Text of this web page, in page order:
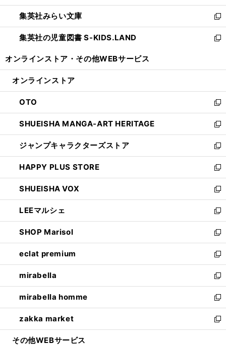
開
く
ウ
で
開
く
ン
ド
ウ
で
ウ
ィ
ン
ド
開
集英社みらい文庫
新
し
い
ン
ウ
で
開
く
集英社の児童図書 S-KIDS.LAND
新
ウ
ン
ド
ウ
で
開
く
オンラインストア・ その他WEBサービス
オンラインストア
OTO
新
し
い
ウ
ィ
ン
ド
ウ
で
開
く
SHUEISHA MANGA-ART HERITAGE
新
し
い
ウ
ィ
ン
ド
ウ
で
開
く
ジャンプキャラクターズストア
新
し
い
ウ
ィ
ン
ド
ウ
で
開
く
HAPPY PLUS STORE
新
し
い
ウ
ィ
ン
ド
ウ
で
開
く
SHUEISHA VOX
新
し
い
ウ
ィ
ン
ド
ウ
で
開
く
LEEマルシェ
新
し
い
ウ
ィ
ン
ド
ウ
で
開
く
SHOP Marisol
新
し
い
ウ
ィ
ン
ド
ウ
で
開
eclat premium
新
し
い
ウ
ィ
ン
ド
ウ
mirabella
新
し
い
ウ
ィ
ン
mirabella homme
新
し
い
ウ
zakka market
新
し
その他WEBサービス